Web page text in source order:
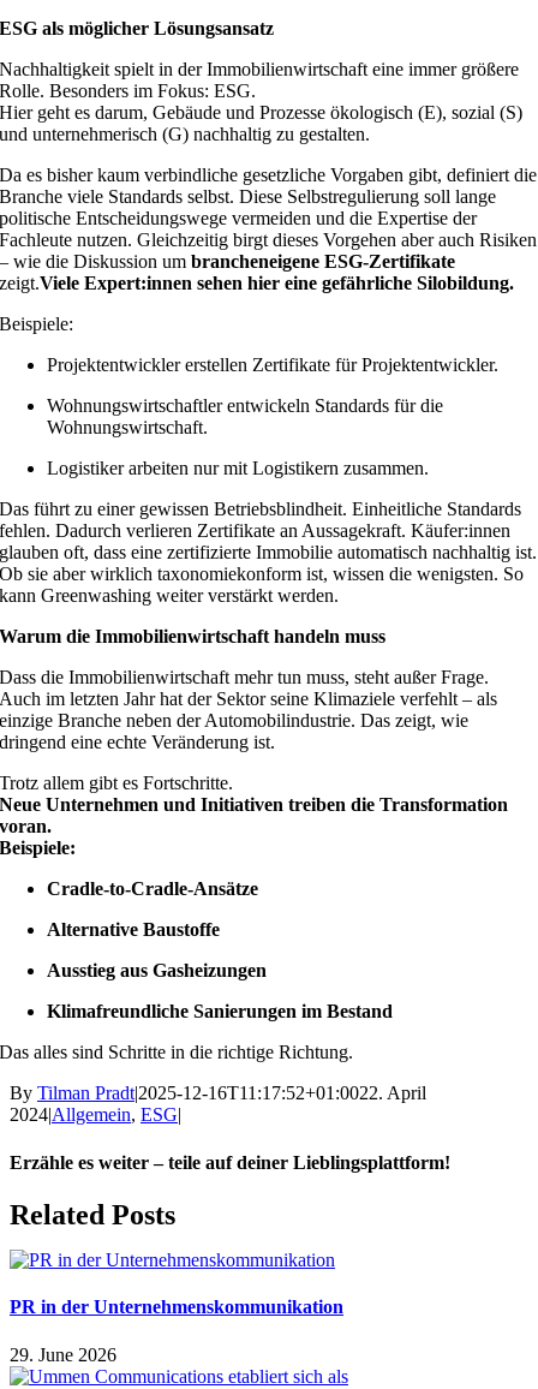
ESG als möglicher Lösungsansatz
Nachhaltigkeit spielt in der Immobilienwirtschaft eine immer größere
Rolle. Besonders im Fokus: ESG.
Hier geht es darum, Gebäude und Prozesse ökologisch (E), sozial (S)
und unternehmerisch (G) nachhaltig zu gestalten.
Da es bisher kaum verbindliche gesetzliche Vorgaben gibt, definiert die
Branche viele Standards selbst. Diese Selbstregulierung soll lange
politische Entscheidungswege vermeiden und die Expertise der
Fachleute nutzen. Gleichzeitig birgt dieses Vorgehen aber auch Risiken
– wie die Diskussion umbrancheneigene ESG-Zertifikate
zeigt.Viele Expert:innen sehen hier eine gefährliche Silobildung.
Beispiele:
Projektentwickler erstellen Zertifikate für Projektentwickler.
Wohnungswirtschaftler entwickeln Standards für die
Wohnungswirtschaft.
Logistiker arbeiten nur mit Logistikern zusammen.
Das führt zu einer gewissen Betriebsblindheit. Einheitliche Standards
fehlen. Dadurch verlieren Zertifikate an Aussagekraft. Käufer:innen
glauben oft, dass eine zertifizierte Immobilie automatisch nachhaltig ist.
Ob sie aber wirklich taxonomiekonform ist, wissen die wenigsten. So
kann Greenwashing weiter verstärkt werden.
Warum die Immobilienwirtschaft handeln muss
Dass die Immobilienwirtschaft mehr tun muss, steht außer Frage.
Auch im letzten Jahr hat der Sektor seine Klimaziele verfehlt – als
einzige Branche neben der Automobilindustrie. Das zeigt, wie
dringend eine echte Veränderung ist.
Trotz allem gibt es Fortschritte.
Neue Unternehmen und Initiativen treiben die Transformation
voran.
Beispiele:
Cradle-to-Cradle-Ansätze
Alternative Baustoffe
Ausstieg aus Gasheizungen
Klimafreundliche Sanierungen im Bestand
Das alles sind Schritte in die richtige Richtung.
By Tilman Pradt|2025-12-16T11:17:52+01:0022. April
2024|Allgemein, ESG|
Erzähle es weiter – teile auf deiner Lieblingsplattform!
Facebook
Twitter
Reddit
LinkedIn
WhatsApp
Telegram
Xing
Email
Related Posts
PR in der Unternehmenskommunikation
29. June 2026